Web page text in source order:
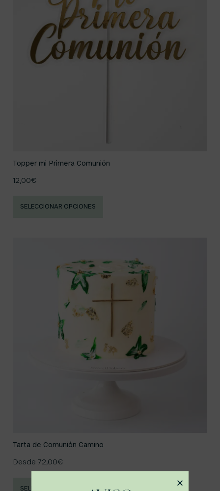
Topper mi Primera Comunión
12,00€
SELECCIONAR OPCIONES
Tarta de Comunión Camino
Desde 72,00€
SELECCIONAR OPCIONES